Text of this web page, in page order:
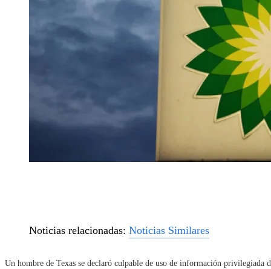
Noticias relacionadas: Noticias Similares
Un hombre de Texas se declaró culpable de uso de información privilegiada